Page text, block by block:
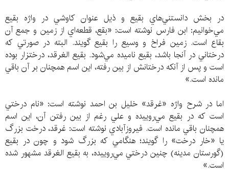
در بخش دانستني‌هاي بقيع و ذيل عنوان كاوشي در واژه بقيع
مي‌خوانيم: ابن فارس نوشته است: «بقع، قطعه‌اي از زمين و جمع آن
بقاع است. زمين فراخ و وسيع را بقيع گويند. البته در صورتي كه
درختاني در آنجا باشد، بقيع ناميده مي‌شود. بقيع الغرقد، درختزار بوده
است و پس از آنكه درختانش از بين رفته، اين اسم همچنان بر آن باقي
مانده است.»
اما در شرح واژه «غرقد» خليل بن احمد نوشته است: «نام درختي
است كه در بقيع مي‌روييده و علي رغم از بين رفتن آن، اين اسم
همچنان باقي مانده است. فيروزآبادي نوشته است: غرقد، درخت بزرگ
يا «خار درخت» را گويند؛ هنگامي كه بزرگ شود و چون در بقيع
(گورستان مدينه) چنين درختي مي‌روييده، به بقيع الغرقد مشهور شده
است.»